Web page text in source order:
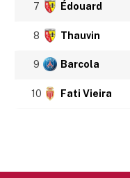
7 Édouard
8 Thauvin
9 Barcola
10 Fati Vieira